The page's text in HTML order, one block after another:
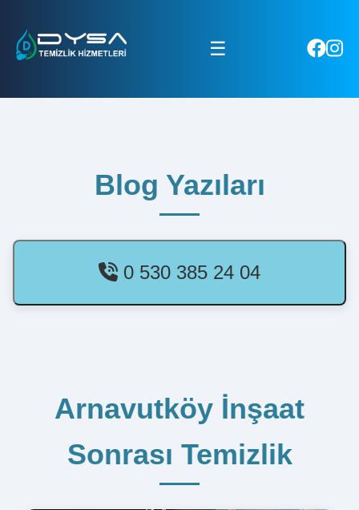
☰
Blog Yazıları
0 530 385 24 04
Arnavutköy İnşaat
Sonrası Temizlik